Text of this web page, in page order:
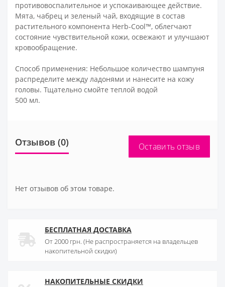
противовоспалительное и успокаивающее действие.
Мята, чабрец и зеленый чай, входящие в состав
растительного компонента Herb-Cool™, облегчают
состояние чувствительной кожи, освежают и улучшают
кровообращение.
Способ применения: Небольшое количество шампуня
распределите между ладонями и нанесите на кожу
головы. Тщательно смойте теплой водой
500 мл.
Отзывов (0) Оставить отзыв
Нет отзывов об этом товаре.
БЕСПЛАТНАЯ ДОСТАВКА
От 2000 грн. (Не распространяется на владельцев
накопительной скидки)
НАКОПИТЕЛЬНЫЕ СКИДКИ